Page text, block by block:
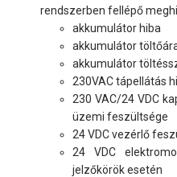
rendszerben fellépő
akkumulátor hiba
akkumulátor
akkumulátor
230VAC tápellátás
230 VAC/24 VDC
üzemi feszültsége
24 VDC vezérlő
24 VDC
jelzőkörök esetén